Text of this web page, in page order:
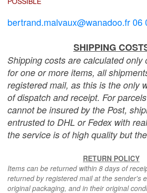
bertrand.malvaux@wanadoo.fr 06
SHIPPING
Shipping costs are calculated only
for one or more items, all
registered mail, as this is the only
of dispatch and receipt. For
cannot be insured by the Post,
entrusted to DHL or Fedex with
the service is of high quality but
RETURN POLICY
Items can be returned within 8 days of
returned by registered mail at the sender's
original packaging, and in their original